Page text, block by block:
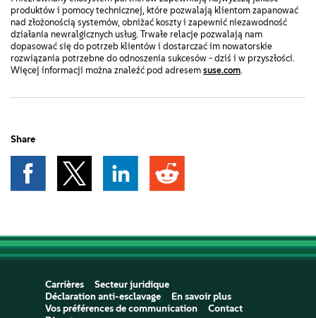
produktów i pomocy technicznej, które pozwalają klientom zapanować
nad złożonością systemów, obniżać koszty i zapewnić niezawodność
działania newralgicznych usług. Trwałe relacje pozwalają nam
dopasować się do potrzeb klientów i dostarczać im nowatorskie
rozwiązania potrzebne do odnoszenia sukcesów - dziś i w przyszłości.
Więcej informacji można znaleźć pod adresem suse.com.
Share
Carrières
Secteur juridique
Déclaration anti-esclavage
En savoir plus
Vos préférences de communication
Contact